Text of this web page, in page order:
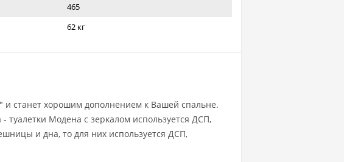
465
62 кг
и станет хорошим дополнением к Вашей спальне.
туалетки Модена с зеркалом используется ДСП,
и дна, то для них используется ДСП,